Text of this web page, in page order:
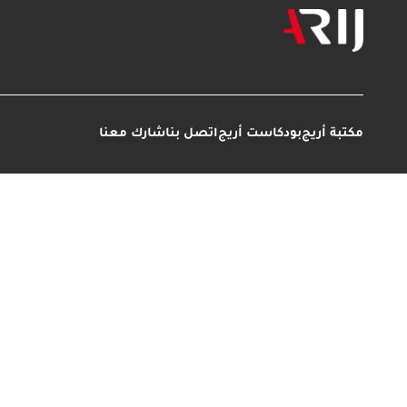
مكتبة أريجبودكاست أريجاتصل بناشارك معنا